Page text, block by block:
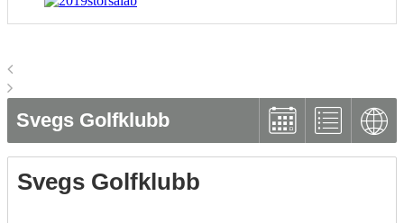
Svegs Golfklubb
Svegs Golfklubb